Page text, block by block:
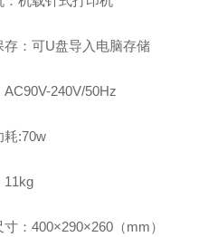
存：可U盘导入电脑存储
AC90V-240V/50Hz
耗:70w
11kg
： 400×290×260（mm）